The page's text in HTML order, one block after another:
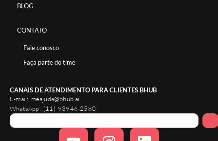
BLOG
CONTATO
Fale conosco
Faça parte do time
CANAIS DE ATENDIMENTO PARA CLIENTES BHUB
E-mail: meajuda@bhub.ai
WhatsApp: (11) 93946-2580